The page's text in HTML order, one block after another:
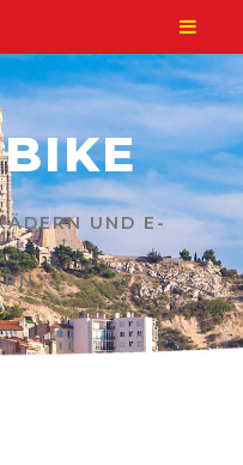
UND E-